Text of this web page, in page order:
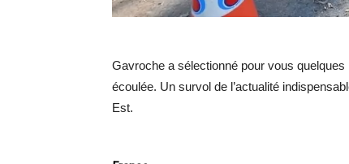
Gavroche a sélectionné pour vous
écoulée. Un survol de l’actualité
Est.